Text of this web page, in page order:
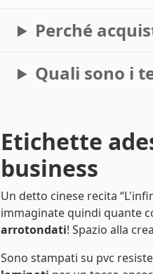
Perché
Quali sono i
Etichette
business
Un detto cinese recita
immaginate quindi quante
arrotondati! Spazio alla
Sono stampati su pvc